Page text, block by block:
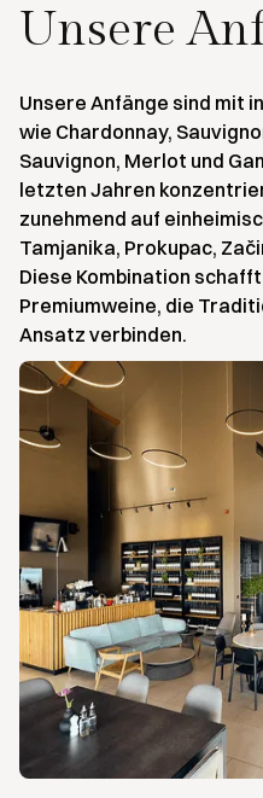
Unsere
Unsere Anfänge sind mit
wie Chardonnay,
Sauvignon, Merlot und
letzten Jahren
zunehmend auf
Tamjanika, Prokupac,
Diese Kombination
Premiumweine, die
Ansatz verbinden.